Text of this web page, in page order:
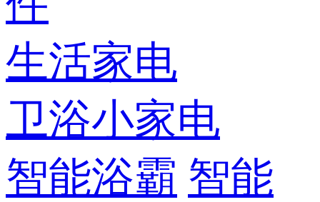
生活家电
卫浴小家电
智能浴霸 智能